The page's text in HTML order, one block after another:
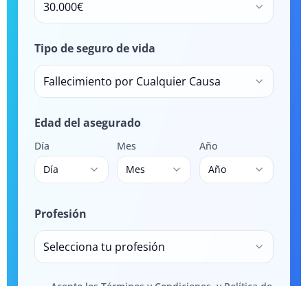
30.000€
Tipo de seguro de vida
Fallecimiento por Cualquier Causa
Edad del asegurado
Día
Día
Mes
Mes
Año
Año
Profesión
Selecciona tu profesión